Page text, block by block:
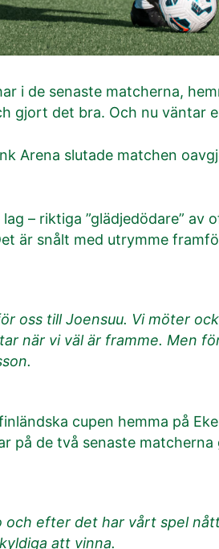
i de senaste matcherna,
gjort det bra. Och nu väntar
Arena slutade matchen
– riktiga ”glädjedödare” av
är snålt med utrymme
oss till Joensuu. Vi möter
när vi väl är framme. Men
cupen hemma på
på de två senaste
och efter det har vårt spel
att vinna.